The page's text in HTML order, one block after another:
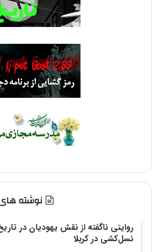
نوشته
روایتی ناگفته از نقش یهودیان در
نسل‌کشی در کربلا